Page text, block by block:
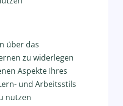
über das
zu widerlegen
Aspekte Ihres
und Arbeitsstils
nutzen